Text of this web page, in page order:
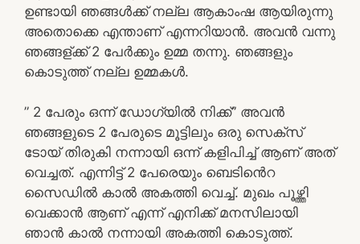
ഉണ്ടായി ഞങ്ങൾക്ക് നല്ല ആകാംഷ ആയിരുന്നു
അതൊക്കെ എന്താണ് എന്നറിയാൻ. അവൻ വന്നു
ഞങ്ങള്ക്ക് 2 പേർക്കും ഉമ്മ തന്നു. ഞങ്ങളും
കൊടുത്ത് നല്ല ഉമ്മകൾ.
” 2 പേരും ഒന്ന് ഡോഗ്യിൽ നിക്ക്” അവൻ
ഞങ്ങളുടെ 2 പേരുടെ മൂട്ടിലും ഒരു സെക്സ്
ടോയ് തിരുകി നന്നായി ഒന്ന് കളിപിച്ച് ആണ് അത്
വെച്ചത്. എന്നിട്ട് 2 പേരെയും ബെടിൻെറ
സൈഡിൽ കാൽ അകത്തി വെച്ച്. മുഖം പൂഴ്ത്തി
വെക്കാൻ ആണ് എന്ന് എനിക്ക് മനസിലായി
ഞാൻ കാൽ നന്നായി അകത്തി കൊടുത്ത്.